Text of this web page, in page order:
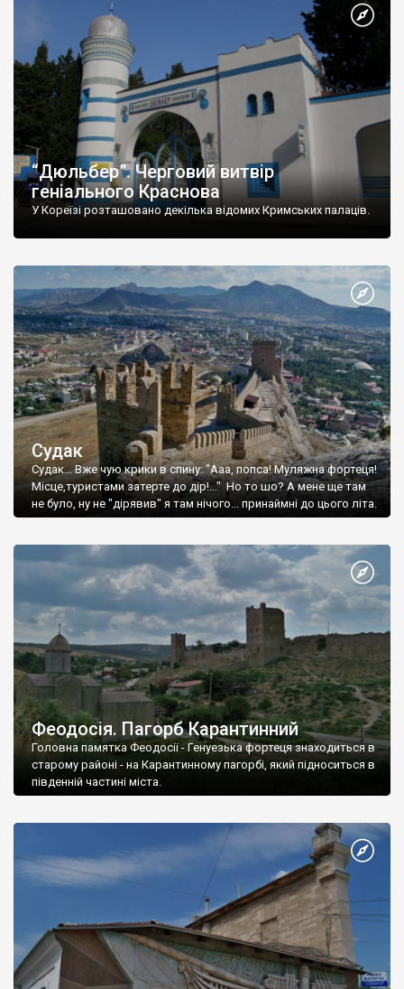
“Дюльбер”. Черговий витвір
геніального Краснова
У Кореїзі розташовано декілька відомих Кримських палаців.
Судак
Судак... Вже чую крики в спину: "Ааа, попса! Муляжна фортеця!
Місце,туристами затерте до дір!..." Но то шо? А мене ще там
не було, ну не "дірявив" я там нічого... принаймні до цього літа.
Феодосія. Пагорб Карантинний
Головна памятка Феодосії - Генуезька фортеця знаходиться в
старому районі - на Карантинному пагорбі, який підноситься в
південній частині міста.